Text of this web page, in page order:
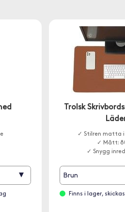
▾
Trolsk
✓ Stilren matta
✓ Mått:
✓ Snygg
Brun
Finns i lager,